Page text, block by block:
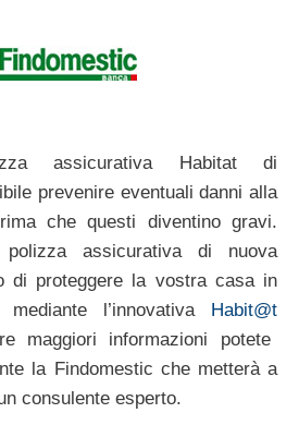
assicurativa Habitat di
prevenire eventuali danni alla
che questi diventino gravi.
assicurativa di nuova
di proteggere la vostra casa in
l’innovativa Habit@t
maggiori informazioni potete
la Findomestic che metterà a
consulente esperto.